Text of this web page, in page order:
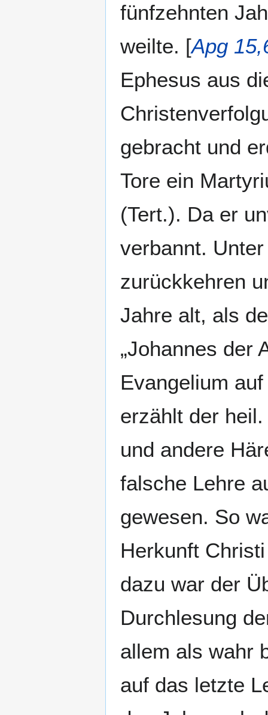
fünfzehnten
weilte. [Apg
Ephesus aus
gebracht und
Tore ein
(Tert.). Da er
verbannt.
zurückkehren
Jahre alt, als
„Johannes der
Evangelium
erzählt der
und andere
falsche Lehre
gewesen. So
Herkunft
dazu war der
Durchlesung
allem als wahr
auf das letzte